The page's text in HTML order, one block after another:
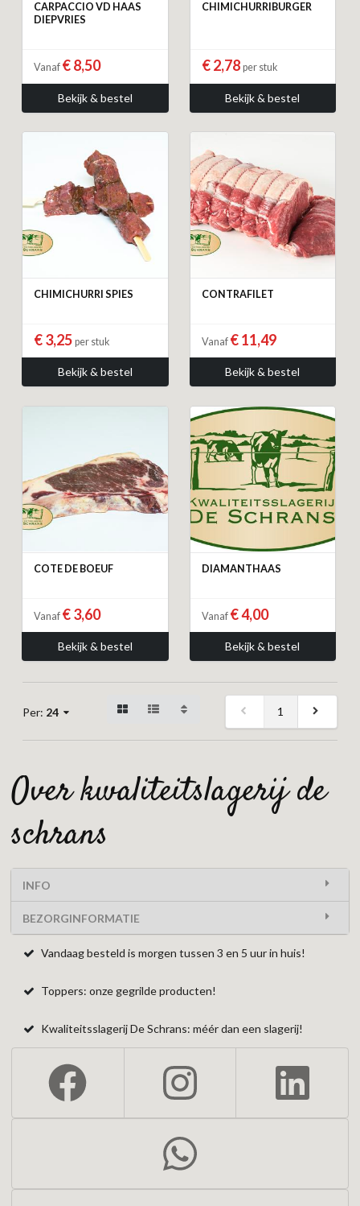
CARPACCIO VD HAAS
DIEPVRIES
Vanaf € 8,50
Bekijk & bestel
CHIMICHURRIBURGER
€ 2,78 per stuk
Bekijk & bestel
CHIMICHURRI SPIES
€ 3,25 per stuk
Bekijk & bestel
CONTRAFILET
Vanaf € 11,49
Bekijk & bestel
COTE DE BOEUF
Vanaf € 3,60
Bekijk & bestel
DIAMANTHAAS
Vanaf € 4,00
Bekijk & bestel
Per: 24 1
over kwaliteitslagerij de
schrans
INFO
BEZORGINFORMATIE
Vandaag besteld is morgen tussen 3 en 5 uur in huis!
Toppers: onze gegrilde producten!
Kwaliteitsslagerij De Schrans: méér dan een slagerij!